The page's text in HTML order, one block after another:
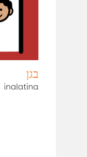
בגן
inalatina